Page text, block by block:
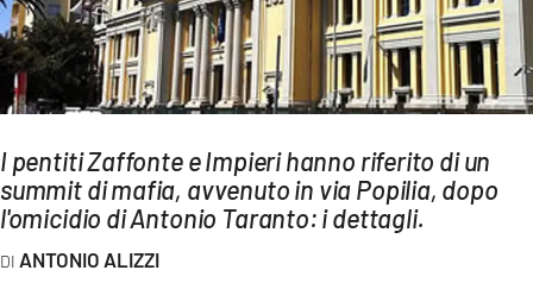
Streaming
LAC TV
LAC NETWORK
LAC ONAIR
LaC
I pentiti Zaffonte e Impieri hanno riferito di un
summit di mafia, avvenuto in via Popilia, dopo
l'omicidio di Antonio Taranto: i dettagli.
ANTONIO ALIZZI